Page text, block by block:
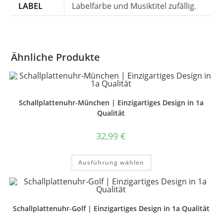
LABEL
Labelfarbe und Musiktitel zufällig.
Ähnliche Produkte
Schallplattenuhr-München | Einzigartiges Design in 1a
Qualität
32,99 €
Ausführung wählen
Dieses
weist
mehrere
Varianten
Optionen
können
Schallplattenuhr-Golf | Einzigartiges Design in 1a Qualität